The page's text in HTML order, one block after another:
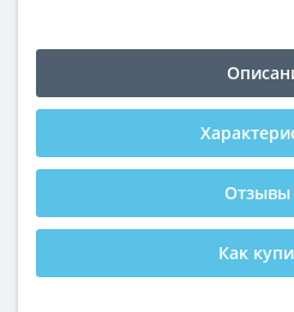
Отзывы
Как